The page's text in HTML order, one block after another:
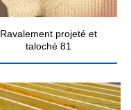
Ravalement projeté et
taloché 81